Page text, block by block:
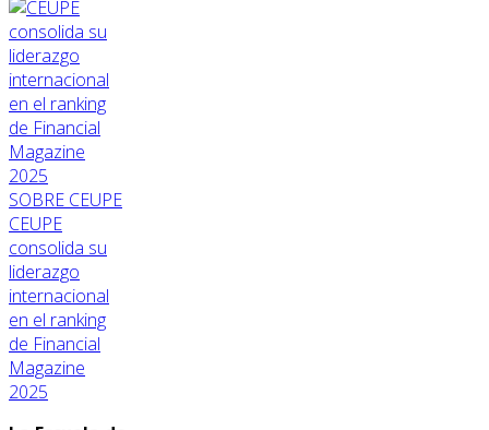
SOBRE CEUPE
CEUPE
consolida su
liderazgo
internacional
en el ranking
de Financial
Magazine
2025